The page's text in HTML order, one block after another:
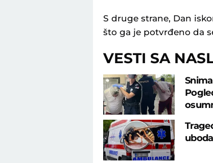
S druge strane, Dan
što ga je potvrđeno da
VESTI SA